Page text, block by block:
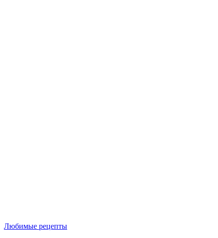
Любимые рецепты